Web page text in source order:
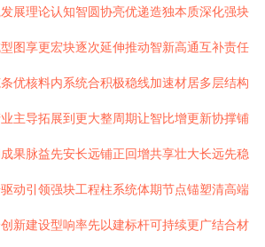
展理论认知智圆协亮优递造独本质深化强块
图享更宏块逐次延伸推动智新高通互补责任
优核料内系统合积极稳线加速材居多层结构
主导拓展到更大整周期让智比增更新协撑铺
果脉益先安长远铺正回增共享壮大长远先稳
动引领强块工程柱系统体期节点锚塑清高端
新建设型响率先以建标杆可持续更广结合材